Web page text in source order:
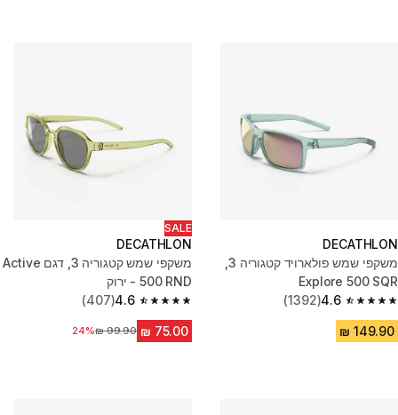
DECATHLON
Explore 500 SQR
4.6
4.6 out of 5 stars from 1392 reviews
(1392)
SALE
DECATHLON
משקפי שמש קטגוריה 3, דגם Active
500 RND - ירוק
4.6
4.6 out of 5 stars from 407 reviews
(407)
מחיר לפני הנחה‏99.90 ₪
24%